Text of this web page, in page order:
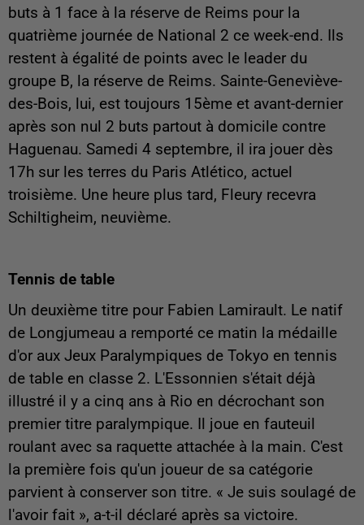
buts à 1 face à la réserve de Reims pour la
quatrième journée de National 2 ce week-end. Ils
restent à égalité de points avec le leader du
groupe B, la réserve de Reims. Sainte-Geneviève-
des-Bois, lui, est toujours 15ème et avant-dernier
après son nul 2 buts partout à domicile contre
Haguenau. Samedi 4 septembre, il ira jouer dès
17h sur les terres du Paris Atlético, actuel
troisième. Une heure plus tard, Fleury recevra
Schiltigheim, neuvième.
Tennis de table
Un deuxième titre pour Fabien Lamirault. Le natif
de Longjumeau a remporté ce matin la médaille
d'or aux Jeux Paralympiques de Tokyo en tennis
de table en classe 2. L'Essonnien s'était déjà
illustré il y a cinq ans à Rio en décrochant son
premier titre paralympique. Il joue en fauteuil
roulant avec sa raquette attachée à la main. C'est
la première fois qu'un joueur de sa catégorie
parvient à conserver son titre. « Je suis soulagé de
l'avoir fait », a-t-il déclaré après sa victoire.